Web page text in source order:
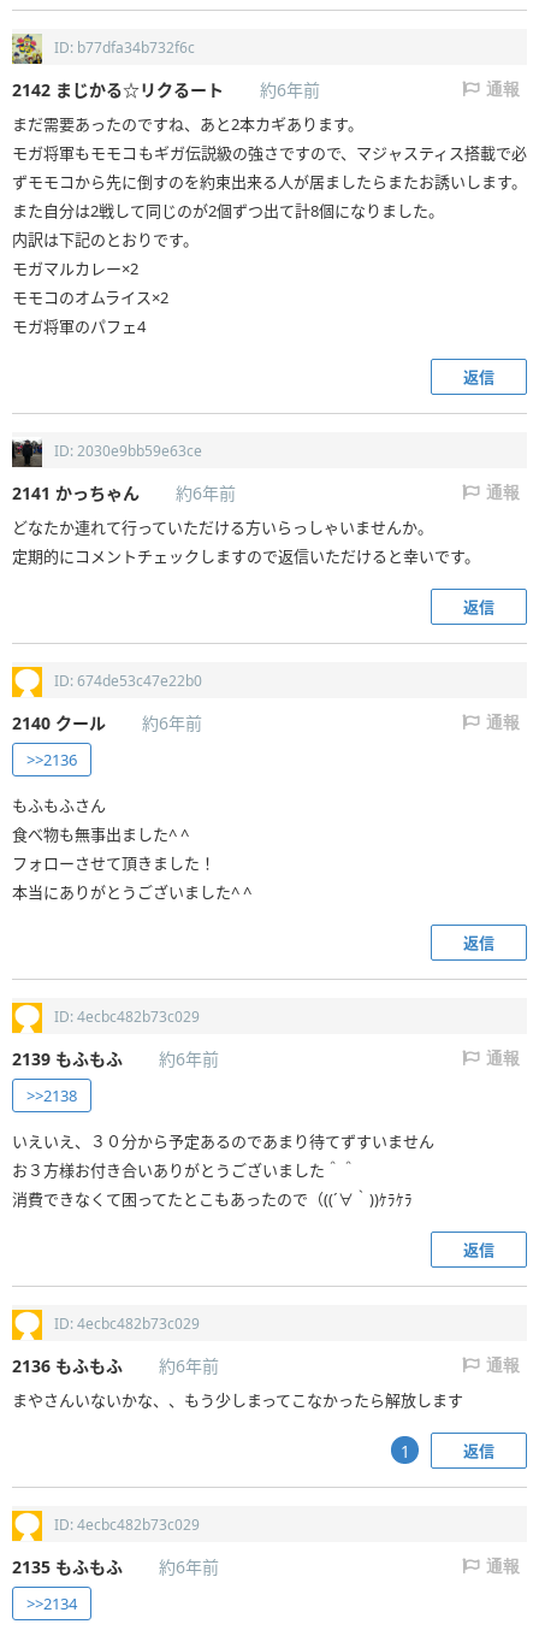
ID: b77dfa34b732f6c
2142 まじかる☆リクるート 約6年前 通報
まだ需要あったのですね、あと2本カギあります。
モガ将軍もモモコもギガ伝説級の強さですので、マジャスティス搭載で必
ずモモコから先に倒すのを約束出来る人が居ましたらまたお誘いします。
また自分は2戦して同じのが2個ずつ出て計8個になりました。
内訳は下記のとおりです。
モガマルカレー×2
モモコのオムライス×2
モガ将軍のパフェ4
返信
ID: 2030e9bb59e63ce
2141 かっちゃん 約6年前 通報
どなたか連れて行っていただける方いらっしゃいませんか。
定期的にコメントチェックしますので返信いただけると幸いです。
返信
ID: 674de53c47e22b0
2140 クール 約6年前 通報
>>2136
もふもふさん
食べ物も無事出ました^ ^
フォローさせて頂きました！
本当にありがとうございました^ ^
返信
ID: 4ecbc482b73c029
2139 もふもふ 約6年前 通報
>>2138
いえいえ、３０分から予定あるのであまり待てずすいません
お３方様お付き合いありがとうございました＾＾
消費できなくて困ってたとこもあったので（((´∀｀))ｹﾗｹﾗ
返信
ID: 4ecbc482b73c029
2136 もふもふ 約6年前 通報
まやさんいないかな、、もう少しまってこなかったら解放します
返信
1
ID: 4ecbc482b73c029
2135 もふもふ 約6年前 通報
>>2134